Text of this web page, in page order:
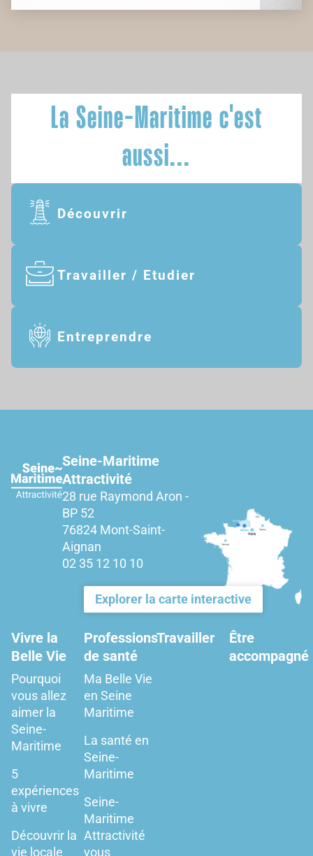
La Seine-Maritime c'est
aussi...
Découvrir
Travailler / Etudier
Entreprendre
Seine-Maritime
Attractivité
28 rue Raymond Aron -
BP 52
76824 Mont-Saint-
Aignan
02 35 12 10 10
Explorer la carte interactive
Vivre la
Belle Vie
Pourquoi
vous allez
aimer la
Seine-
Maritime
5
expériences
à vivre
Découvrir la
vie locale
Professions
de santé
Ma Belle Vie
en Seine
Maritime
La santé en
Seine-
Maritime
Seine-
Maritime
Attractivité
vous
Travailler
Être
accompagné